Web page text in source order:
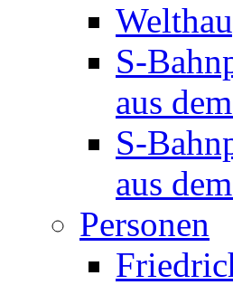
S-
aus
S-
aus
Personen